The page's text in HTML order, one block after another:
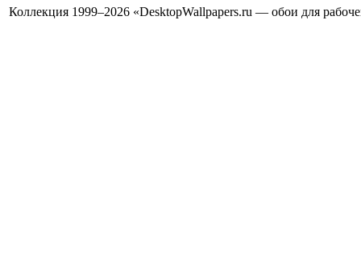
Коллекция 1999–2026 «DesktopWallpapers.ru — обои для